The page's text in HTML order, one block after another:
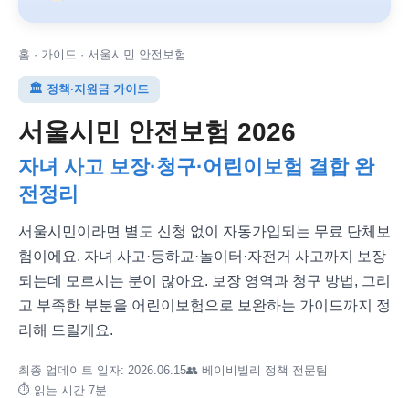
홈 · 가이드 · 서울시민 안전보험
🏛️ 정책·지원금 가이드
서울시민 안전보험 2026
자녀 사고 보장·청구·어린이보험 결합 완
전정리
서울시민이라면 별도 신청 없이 자동가입되는 무료 단체보
험이에요. 자녀 사고·등하교·놀이터·자전거 사고까지 보장
되는데 모르시는 분이 많아요. 보장 영역과 청구 방법, 그리
고 부족한 부분을 어린이보험으로 보완하는 가이드까지 정
리해 드릴게요.
최종 업데이트 일자: 2026.06.15👥 베이비빌리 정책 전문팀
⏱ 읽는 시간 7분